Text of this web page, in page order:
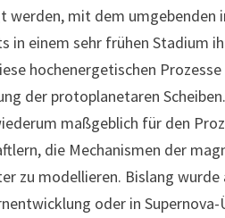
werden, mit dem
in einem sehr frühen Stadium
hochenergetischen
der protoplanetaren
maßgeblich für den
die Mechanismen der
zu modellieren. Bislang
oder in